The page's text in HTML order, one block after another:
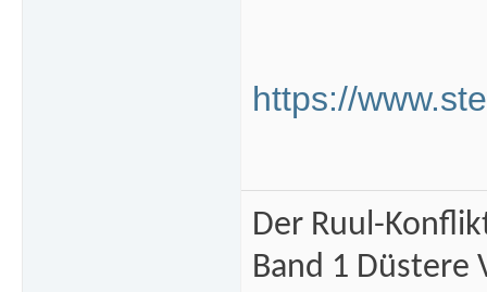
https://
Der Ruul-
Band 1 Düstere